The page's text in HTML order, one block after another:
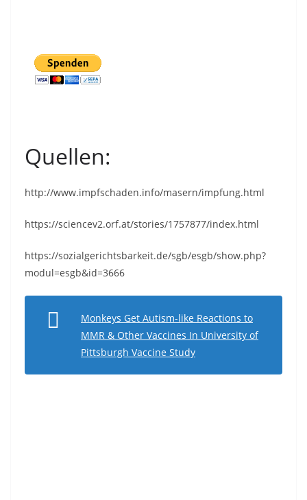
Quellen:
http://www.impfschaden.info/masern/impfung.html
https://sciencev2.orf.at/stories/1757877/index.html
https://sozialgerichtsbarkeit.de/sgb/esgb/show.php?
modul=esgb&id=3666
Monkeys Get Autism-like Reactions to
MMR & Other Vaccines In University of
Pittsburgh Vaccine Study